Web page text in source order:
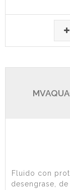
Fluido con
desengrase,